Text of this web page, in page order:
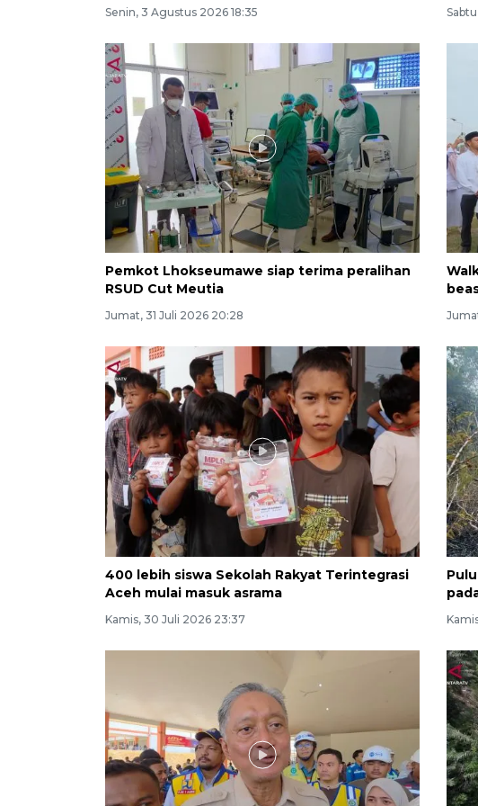
Senin, 3 Agustus 2026 18:35
Pemkot Lhokseumawe siap terima peralihan
RSUD Cut Meutia
Jumat, 31 Juli 2026 20:28
400 lebih siswa Sekolah Rakyat Terintegrasi
Aceh mulai masuk asrama
Kamis, 30 Juli 2026 23:37